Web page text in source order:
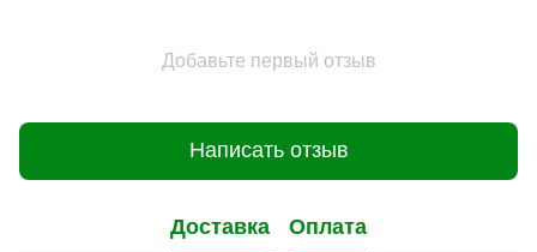
Добавьте первый отзыв
Написать отзыв
Доставка Оплата